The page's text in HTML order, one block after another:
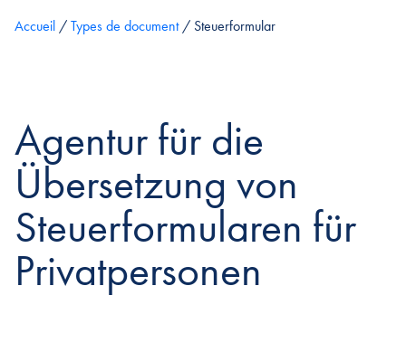
Accueil /Types de document/ Steuerformular
Agentur für die
Übersetzung von
Steuerformularen für
Privatpersonen